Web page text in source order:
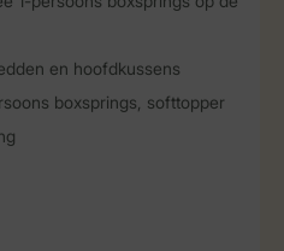
en hoofdkussens
boxsprings, softtopper